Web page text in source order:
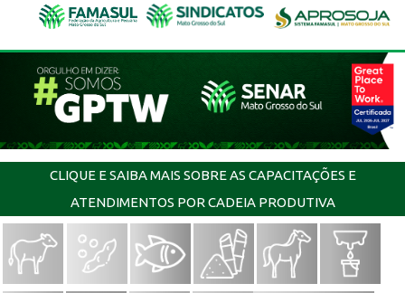
CLIQUE E SAIBA MAIS SOBRE AS CAPACITAÇÕES E
ATENDIMENTOS POR CADEIA PRODUTIVA